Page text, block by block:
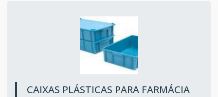
CAIXAS PLÁSTICAS PARA FARMÁCIA